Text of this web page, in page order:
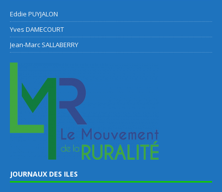
Eddie PUYJALON
Yves DAMECOURT
Jean-Marc SALLABERRY
JOURNAUX DES ILES